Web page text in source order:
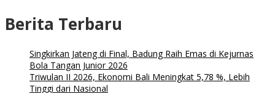
Berita Terbaru
Singkirkan Jateng di Final, Badung Raih Emas di Kejurnas
Bola Tangan Junior 2026
Triwulan II 2026, Ekonomi Bali Meningkat 5,78 %, Lebih
Tinggi dari Nasional